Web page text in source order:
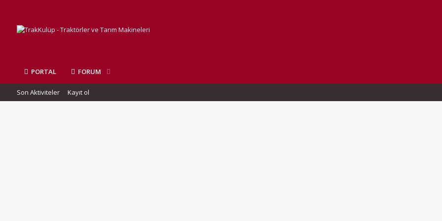
PORTAL FORUM
Son Aktiviteler Kayıt ol